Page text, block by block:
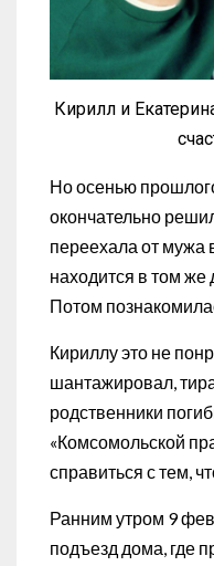
Кирилл и
Но осенью
окончательно
переехала от мужа
находится в том же
Потом
Кириллу это не
шантажировал,
родственники
«Комсомольской
справиться с тем,
Ранним утром 9
подъезд дома, где